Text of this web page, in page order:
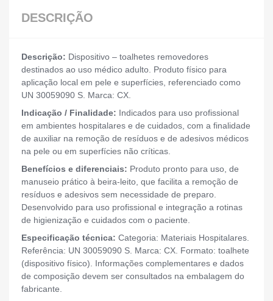
DESCRIÇÃO
Descrição: Dispositivo – toalhetes removedores
destinados ao uso médico adulto. Produto físico para
aplicação local em pele e superfícies, referenciado como
UN 30059090 S. Marca: CX.
Indicação / Finalidade: Indicados para uso profissional
em ambientes hospitalares e de cuidados, com a finalidade
de auxiliar na remoção de resíduos e de adesivos médicos
na pele ou em superfícies não críticas.
Benefícios e diferenciais: Produto pronto para uso, de
manuseio prático à beira-leito, que facilita a remoção de
resíduos e adesivos sem necessidade de preparo.
Desenvolvido para uso profissional e integração a rotinas
de higienização e cuidados com o paciente.
Especificação técnica: Categoria: Materiais Hospitalares.
Referência: UN 30059090 S. Marca: CX. Formato: toalhete
(dispositivo físico). Informações complementares e dados
de composição devem ser consultados na embalagem do
fabricante.